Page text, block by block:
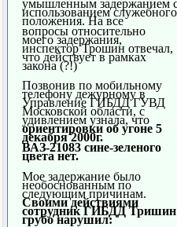
умышленным задержанием
использованием служебного
положения. На все
вопросы относительно
моего задержания,
инспектор Трошин отвечал,
что действует в рамках
закона (?!)
Позвонив по мобильному
телефону дежурному в
Управление ГИБДД ГУВД
Московской области, с
удивлением узнала, что
ориентировки об угоне 5
декабря 2000г.
ВАЗ-21083 сине-зеленого
цвета нет.
Мое задержание было
необоснованным по
следующим причинам.
Своими действиями
сотрудник ГИБДД Тришин
грубо нарушил: